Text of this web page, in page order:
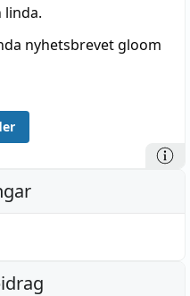
nyhetsbrevet gloom